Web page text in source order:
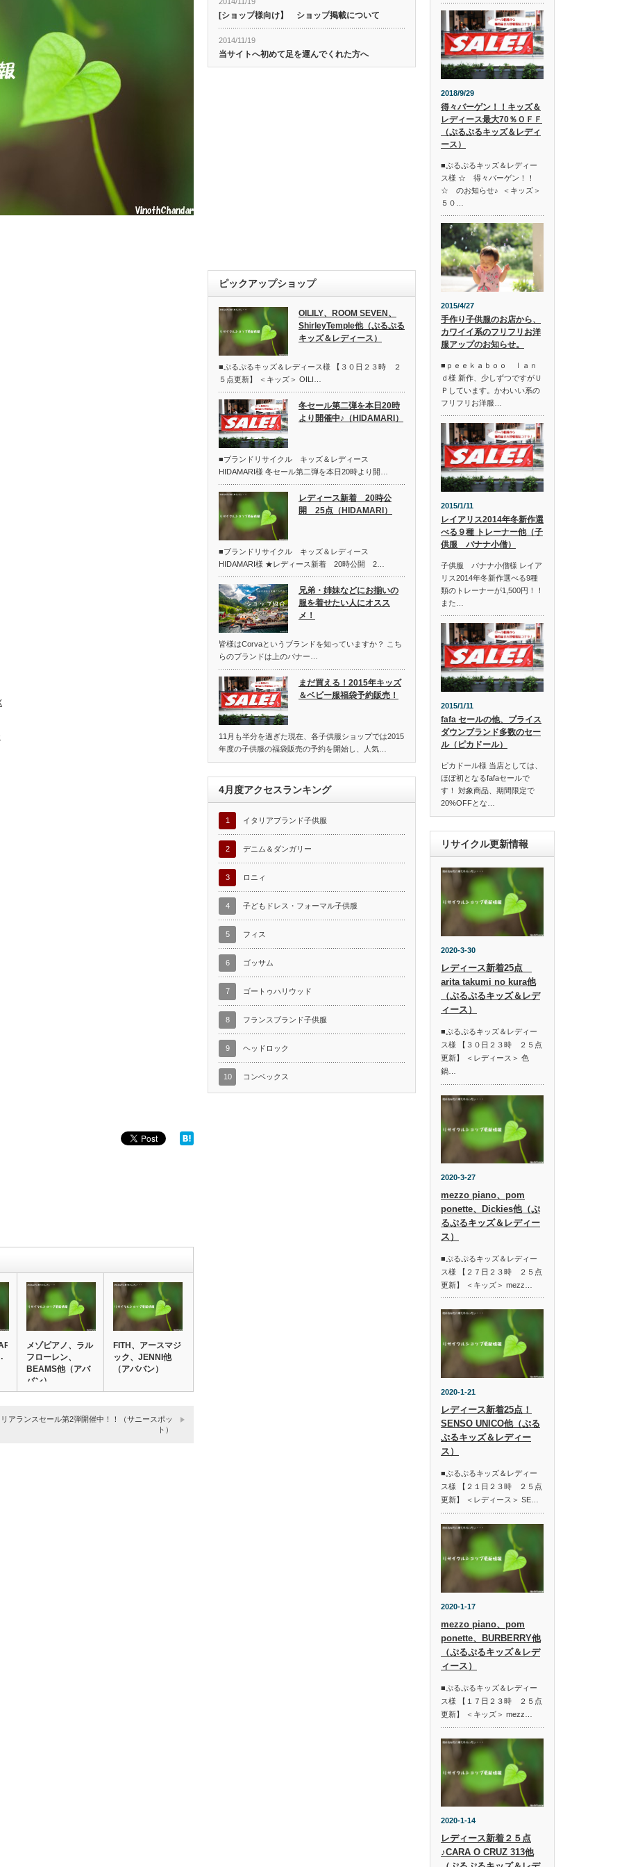
、メゾピアノ、ラル
フローレン、
BEAMS他（アバ
バン）
FITH、アースマジ
ック、JENNI他
（アババン）
アランスセール第2弾開催中！！（サニースポッ
ト）
[ショップ様向け】 ショップ掲載について
2014/11/19
当サイトへ初めて足を運んでくれた方へ
ピックアップショップ
OILILY、ROOM SEVEN、
ShirleyTemple他（ぷるぷる
キッズ＆レディース）
■ぷるぷるキッズ＆レディース様 【３０日２３時 ２
５点更新】 ＜キッズ＞ OILI…
冬セール第二弾を本日20時
より開催中♪（HIDAMARI）
■ブランドリサイクル キッズ＆レディース
HIDAMARI様 冬セール第二弾を本日20時より開…
レディース新着 20時公
開 25点（HIDAMARI）
■ブランドリサイクル キッズ＆レディース
HIDAMARI様 ★レディース新着 20時公開 2…
兄弟・姉妹などにお揃いの
服を着せたい人にオスス
メ！
皆様はCorvaというブランドを知っていますか？ こち
らのブランドは上のバナー…
まだ買える！2015年キッズ
＆ベビー服福袋予約販売！
11月も半分を過ぎた現在、各子供服ショップでは2015
年度の子供服の福袋販売の予約を開始し、人気…
4月度アクセスランキング
1 イタリアブランド子供服
2 デニム＆ダンガリー
3 ロニィ
4 子どもドレス・フォーマル子供服
5 フィス
6 ゴッサム
7 ゴートゥハリウッド
8 フランスブランド子供服
9 ヘッドロック
10 コンベックス
2018/9/29
得々バーゲン！！キッズ＆
レディース最大70％ＯＦＦ
（ぷるぷるキッズ＆レディ
ース）
■ぷるぷるキッズ＆レディー
ス様 ☆ 得々バーゲン！！
☆ のお知らせ♪ ＜キッズ＞
５０…
2015/4/27
手作り子供服のお店から、
カワイイ系のフリフリお洋
服アップのお知らせ。
■ｐｅｅｋａｂｏｏ ｌａｎ
ｄ様 新作、少しずつですがＵ
Ｐしています。かわいい系の
フリフリお洋服…
2015/1/11
レイアリス2014年冬新作選
べる９種 トレーナー他（子
供服 バナナ小僧）
子供服 バナナ小僧様 レイア
リス2014年冬新作選べる9種
類のトレーナーが1,500円！！
また…
2015/1/11
fafa セールの他、プライス
ダウンブランド多数のセー
ル（ピカドール）
ピカドール様 当店としては、
ほぼ初となるfafaセールで
す！ 対象商品、期間限定で
20%OFFとな…
リサイクル更新情報
2020-3-30
レディース新着25点
arita takumi no kura他
（ぷるぷるキッズ＆レデ
ィース）
■ぷるぷるキッズ＆レディー
ス様 【３０日２３時 ２５点
更新】 ＜レディース＞ 色
鍋…
2020-3-27
mezzo piano、pom
ponette、Dickies他（ぷ
るぷるキッズ＆レディー
ス）
■ぷるぷるキッズ＆レディー
ス様 【２７日２３時 ２５点
更新】 ＜キッズ＞ mezz…
2020-1-21
レディース新着25点！
SENSO UNICO他（ぷる
ぷるキッズ＆レディー
ス）
■ぷるぷるキッズ＆レディー
ス様 【２１日２３時 ２５点
更新】 ＜レディース＞ SE…
2020-1-17
mezzo piano、pom
ponette、BURBERRY他
（ぷるぷるキッズ＆レデ
ィース）
■ぷるぷるキッズ＆レディー
ス様 【１７日２３時 ２５点
更新】 ＜キッズ＞ mezz…
2020-1-14
レディース新着２５点
♪CARA O CRUZ 313他